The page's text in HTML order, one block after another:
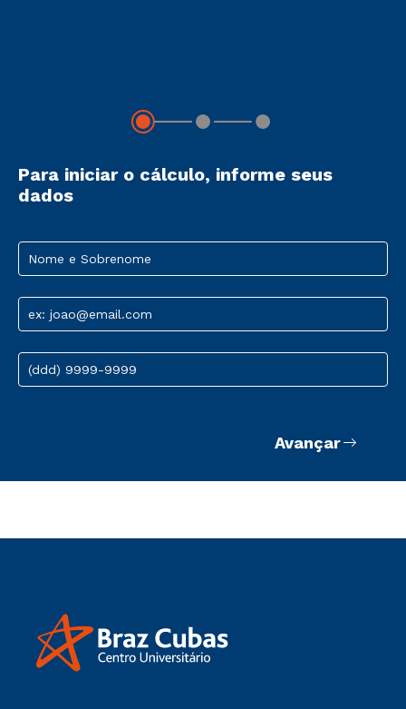
Para iniciar o cálculo, informe seus
dados
Nome e Sobrenome
ex: joao@email.com
(ddd) 9999-9999
Avançar